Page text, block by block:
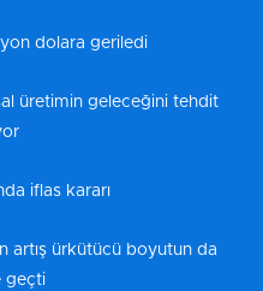
dolara geriledi
üretimin geleceğini tehdit
iflas kararı
artış ürkütücü boyutun da
geçti